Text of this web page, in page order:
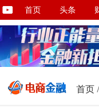
首页 头条
首页 /